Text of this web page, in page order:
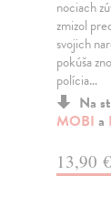
nociach
zmizol
svojich
pokúša
polícia…
Na
MOBI a
13,90 €